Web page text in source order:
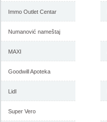
Immo Outlet Centar
Numanović nameštaj
MAXI
Goodwill Apoteka
Lidl
Super Vero